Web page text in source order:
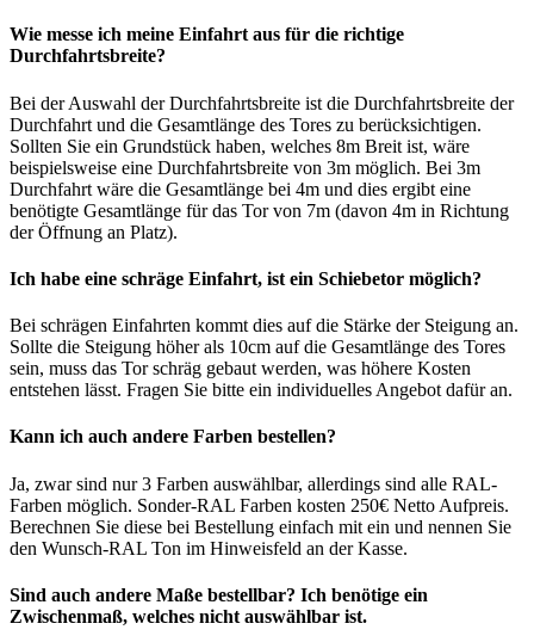
Wie messe ich meine Einfahrt aus für die richtige
Durchfahrtsbreite?
Bei der Auswahl der Durchfahrtsbreite ist die Durchfahrtsbreite der
Durchfahrt und die Gesamtlänge des Tores zu berücksichtigen.
Sollten Sie ein Grundstück haben, welches 8m Breit ist, wäre
beispielsweise eine Durchfahrtsbreite von 3m möglich. Bei 3m
Durchfahrt wäre die Gesamtlänge bei 4m und dies ergibt eine
benötigte Gesamtlänge für das Tor von 7m (davon 4m in Richtung
der Öffnung an Platz).
Ich habe eine schräge Einfahrt, ist ein Schiebetor möglich?
Bei schrägen Einfahrten kommt dies auf die Stärke der Steigung an.
Sollte die Steigung höher als 10cm auf die Gesamtlänge des Tores
sein, muss das Tor schräg gebaut werden, was höhere Kosten
entstehen lässt. Fragen Sie bitte ein individuelles Angebot dafür an.
Kann ich auch andere Farben bestellen?
Ja, zwar sind nur 3 Farben auswählbar, allerdings sind alle RAL-
Farben möglich. Sonder-RAL Farben kosten 250€ Netto Aufpreis.
Berechnen Sie diese bei Bestellung einfach mit ein und nennen Sie
den Wunsch-RAL Ton im Hinweisfeld an der Kasse.
Sind auch andere Maße bestellbar? Ich benötige ein
Zwischenmaß, welches nicht auswählbar ist.